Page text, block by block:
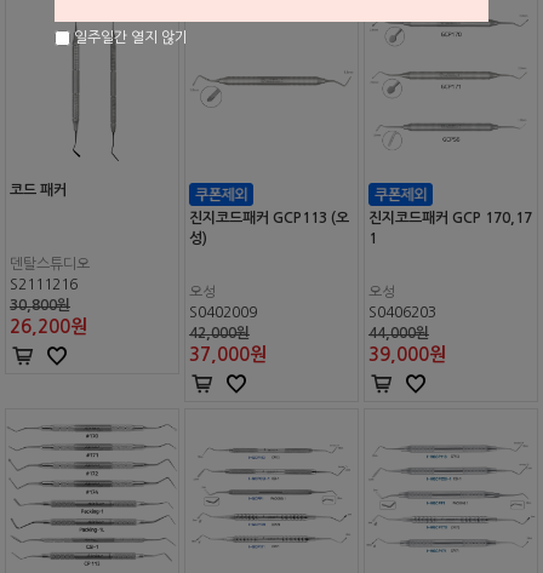
코드 패커
덴탈스튜디오
S2111216
30,800원
26,200원
진지코드패커 GCP113 (오
성)
오성
S0402009
42,000원
37,000원
진지코드패커 GCP 170,17
1
오성
S0406203
44,000원
39,000원
일주일간 열지 않기